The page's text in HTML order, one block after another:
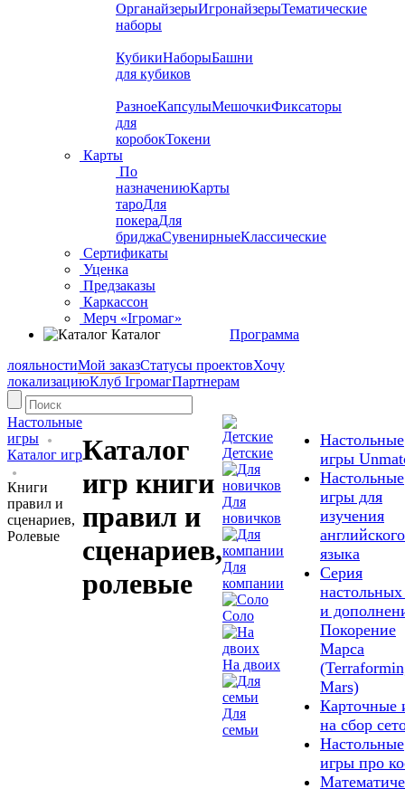
ОрганайзерыИгронайзерыТематические
наборы
КубикиНаборыБашни
для кубиков
РазноеКапсулыМешочкиФиксаторы
для
коробокТокени
Карты
По
назначениюКарты
тароДля
покераДля
бриджаСувенирныеКлассические
Сертификаты
Уценка
Предзаказы
Каркассон
Мерч «Ігромаг»
Каталог
Программа
лояльностиМой заказСтатусы проектовХочу
локализациюКлуб ІгромагПартнерам
Настольные
игры
Каталог игр
Книги
правил и
сценариев,
Ролевые
Каталог
игр книги
правил и
сценариев,
ролевые
Детские
Для
новичков
Для
компании
Соло
На двоих
Для
семьи
Настольные
игры
Настольные
игры для
изучения
английского
языка
Серия
и
Покорение
Марса
Mars)
Карточные
на сбор
Настольные
игры про